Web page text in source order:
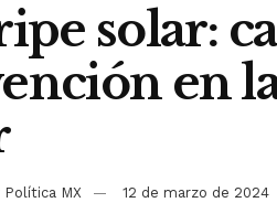
solar:
en
Política MX 12 de marzo de 2024